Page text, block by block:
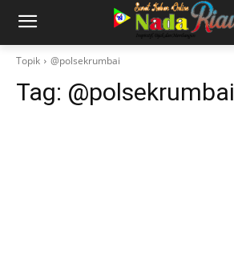
Topik @polsekrumbai
Tag: @polsekrumbai